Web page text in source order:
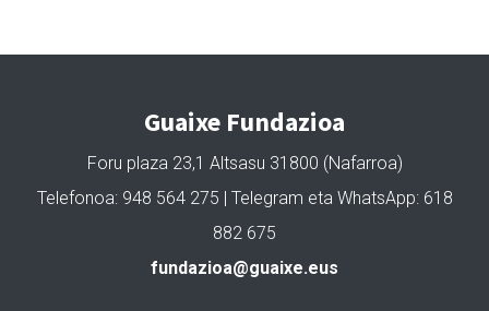
Guaixe Fundazioa
Foru plaza 23,1 Altsasu 31800 (Nafarroa)
Telefonoa: 948 564 275 | Telegram eta WhatsApp: 618
882 675
fundazioa@guaixe.eus